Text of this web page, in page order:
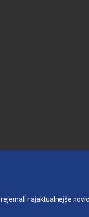
najaktualnejše